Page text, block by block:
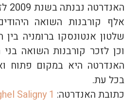
אלף קורבנות השואה
וכן לזכר קורבנות השואה בני
האנדרטה היא במקום פתוח
בכל עת.
כתובת האנדרטה: Saligny 1